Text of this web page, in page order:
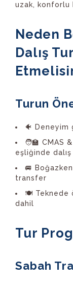
uzak, konforlu
Neden
Dalış
Turun
🐠 Deneyim
🧑‍🏫 CMAS
eşliğinde dalış
🚐
transfer
🍽️ Teknede
dahil
Tur
Sabah